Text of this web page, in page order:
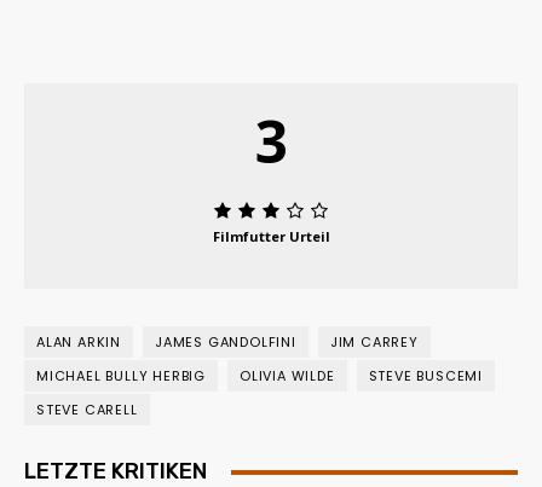
3
Filmfutter Urteil
ALAN ARKIN JAMES GANDOLFINI
JIM CARREY
MICHAEL BULLY HERBIG
OLIVIA WILDE
STEVE BUSCEMI
STEVE CARELL
LETZTE KRITIKEN